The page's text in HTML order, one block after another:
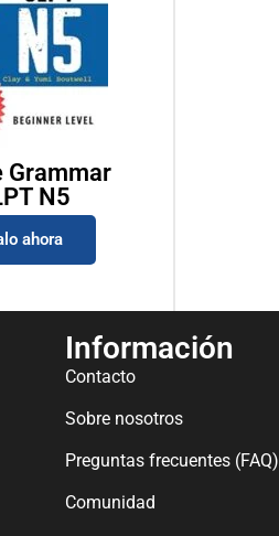
Grammar
N5
ahora
Información
Contacto
Sobre nosotros
Preguntas frecuentes (FAQ)
Comunidad